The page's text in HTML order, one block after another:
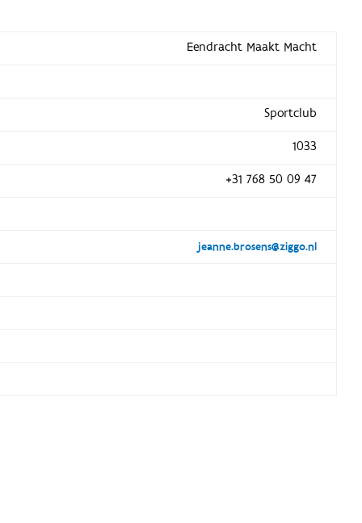
Eendracht Maakt Macht
Sportclub
1033
+31 768 50 09 47
jeanne.brosens@ziggo.nl